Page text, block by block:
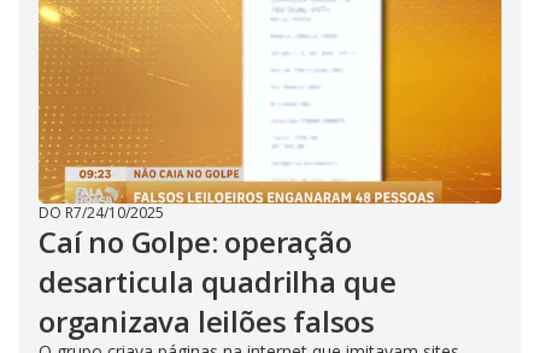
DO R7/24/10/2025
Caí no Golpe: operação
desarticula quadrilha que
organizava leilões falsos